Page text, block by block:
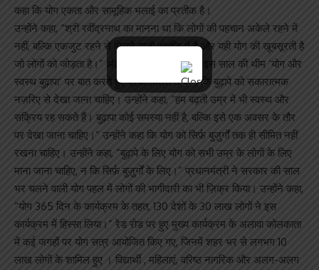
कहा कि योग एकता और सामूहिक भलाई का प्रतीक है।
उन्होंने कहा, “श्री रवींद्रनाथ का मानना था कि लोगों की पहचान अकेले रहने में
नहीं, बल्कि एकजुट रहने से मिलने वाली संतुष्टि में है और यही योग की खूबसूरती है
जो लोगों को जोड़ता है।” अंतराष्ट्रीय योग दिवस का इस साल की थीम ‘योग और
स्वस्थ बुढ़ापा’ पर बात करते हुए प्रधानमंत्री ने कहा कि बुढ़ापे को सकारात्मक
नज़रिए से देखा जाना चाहिए। उन्होंने कहा, “हम बढ़ती उम्र में भी स्वस्थ और
सक्रिय रह सकते हैं। बुढ़ापा कोई समस्या नहीं है, बल्कि इसे एक अवसर के तौर
पर देखा जाना चाहिए।” उन्होंने कहा कि योग को सिर्फ़ बुज़ुर्गों तक ही सीमित नहीं
रखना चाहिए। उन्होंने कहा, “बुढ़ापे के लिए योग को सभी उम्र के लोगों के लिए
माना जाना चाहिए, न कि सिर्फ़ बुज़ुर्गों के लिए।” प्रधानमंत्री ने सरकार की साल
भर चलने वाली योग पहल में लोगों की भागीदारी का भी ज़िक्र किया। उन्होंने कहा,
“योग 365 दिन के कार्यक्रम के तहत, 130 देशों के 30 लाख लोगों ने इस
कार्यक्रम में हिस्सा लिया।” रेड रोड पर हुए मुख्य कार्यक्रम के अलावा कोलकाता
में कई जगहों पर योग सत्र आयोजित किए गए, जिनमें शहर भर से लगभग 10
लाख लोगों के शामिल हुए । विद्यार्थी , महिलाएं, वरिष्ठ नागरिक और अलग-अलग